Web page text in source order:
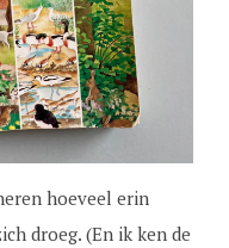
hoeveel erin
droeg. (En ik ken de